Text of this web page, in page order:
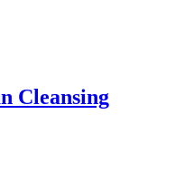
Cleansing